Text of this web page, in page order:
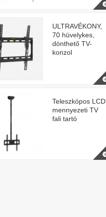
ULTRAVÉKONY,
70 hüvelykes,
dönthető TV-
konzol
Teleszkópos LCD
mennyezeti TV
fali tartó